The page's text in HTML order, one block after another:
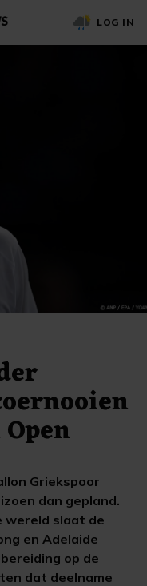
LOG IN
Griekspoor
dan gepland.
wereld slaat de
en Adelaide
op de
dat deelname